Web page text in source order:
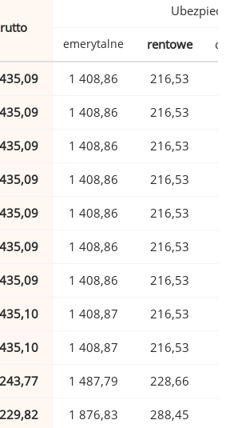
emerytalne rentowe
1 408,86 216,53
1 408,86 216,53
1 408,86 216,53
1 408,86 216,53
1 408,86 216,53
1 408,86 216,53
1 408,86 216,53
1 408,87 216,53
1 408,87 216,53
1 487,79 228,66
1 876,83 288,45